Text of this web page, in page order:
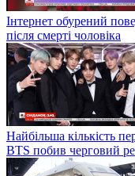
Інтернет обурений
після смерті чоловіка
Найбільша кількість
BTS побив черговий